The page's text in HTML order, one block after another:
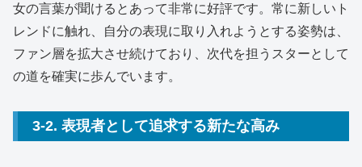
女の言葉が聞けるとあって非常に好評です。常に新しいト
レンドに触れ、自分の表現に取り入れようとする姿勢は、
ファン層を拡大させ続けており、次代を担うスターとして
の道を確実に歩んでいます。
3-2. 表現者として追求する新たな高み